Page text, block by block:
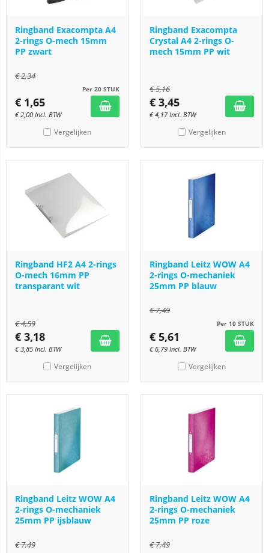
Ringband Exacompta A4
2-rings O-mech 15mm
PP zwart
€2,34
Per 20 STUK
€ 1,65
€2,00 Incl. BTW
Vergelijken
Ringband Exacompta
Crystal A4 2-rings O-
mech 15mm PP wit
€5,16
€ 3,45
€4,17 Incl. BTW
Vergelijken
Ringband HF2 A4 2-rings
O-mech 16mm PP
transparant wit
€4,59
€ 3,18
€3,85 Incl. BTW
Vergelijken
Ringband Leitz WOW A4
2-rings O-mechaniek
25mm PP blauw
€7,49
Per 10 STUK
€ 5,61
€6,79 Incl. BTW
Vergelijken
Ringband Leitz WOW A4
2-rings O-mechaniek
25mm PP ijsblauw
€7,49
Ringband Leitz WOW A4
2-rings O-mechaniek
25mm PP roze
€7,49